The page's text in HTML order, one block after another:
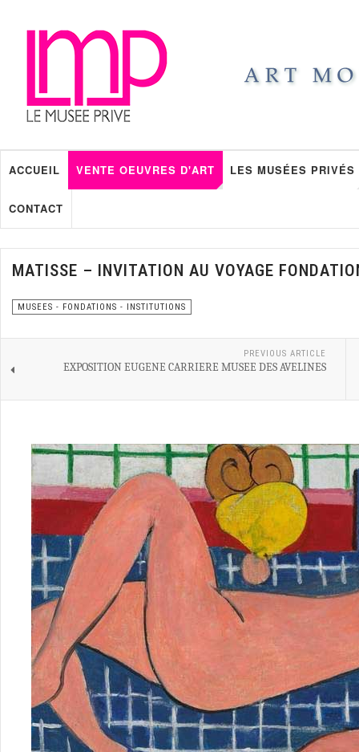
ACCUEIL VENTE OEUVRES D'ART LES MUSÉES PRIVÉS
CONTACT
MATISSE – INVITATION AU VOYAGE
MUSEES - FONDATIONS - INSTITUTIONS
PREVIOUS ARTICLE
EXPOSITION EUGENE CARRIERE MUSEE DES AVELINES